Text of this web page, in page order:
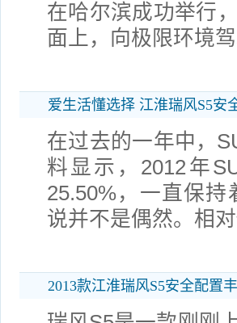
在哈尔滨成功举行
面上，向极限环境
爱生活懂选择 江淮瑞风S5安
在过去的一年中，
料显示，2012年
25.50%，一直保
说并不是偶然。相
2013款江淮瑞风S5安全配置